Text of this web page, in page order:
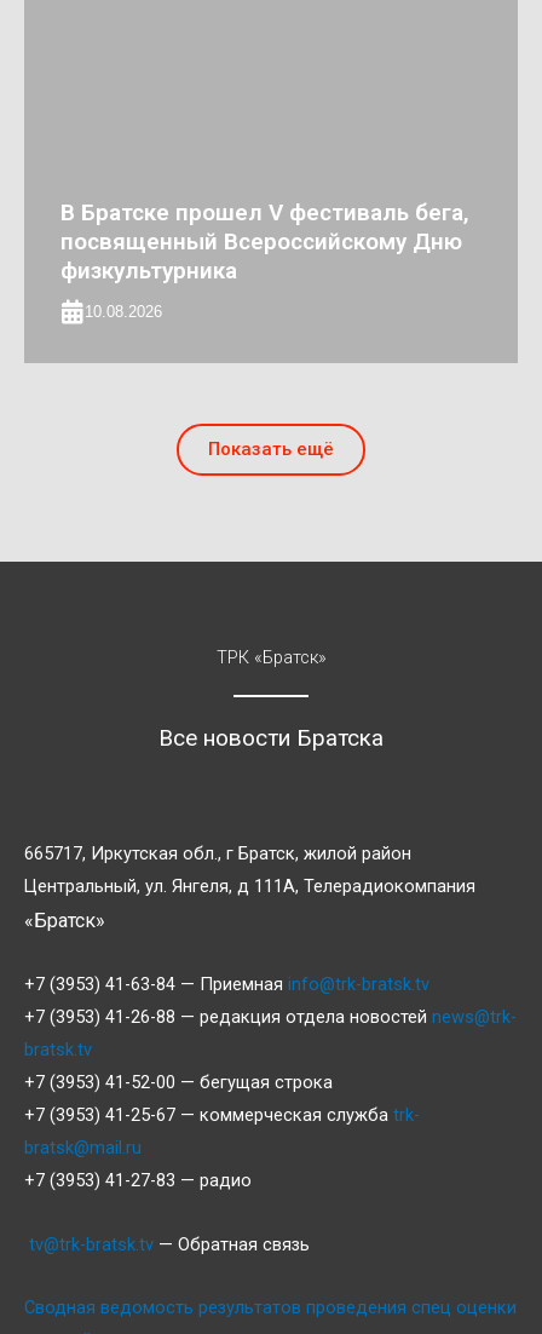
В Братске прошел V фестиваль бега,
посвященный Всероссийскому Дню
физкультурника
10.08.2026
Показать ещё
ТРК «Братск»
Все новости Братска
665717, Иркутская обл., г Братск, жилой район
Центральный, ул. Янгеля, д 111А, Телерадиокомпания
«Братск»
+7 (3953) 41-63-84 — Приемная info@trk-bratsk.tv
+7 (3953) 41-26-88 — редакция отдела новостей news@trk-
bratsk.tv
+7 (3953) 41-52-00 — бегущая строка
+7 (3953) 41-25-67 — коммерческая служба trk-
bratsk@mail.ru
+7 (3953) 41-27-83 — радио
tv@trk-bratsk.tv — Обратная связь
Сводная ведомость результатов проведения спец оценки